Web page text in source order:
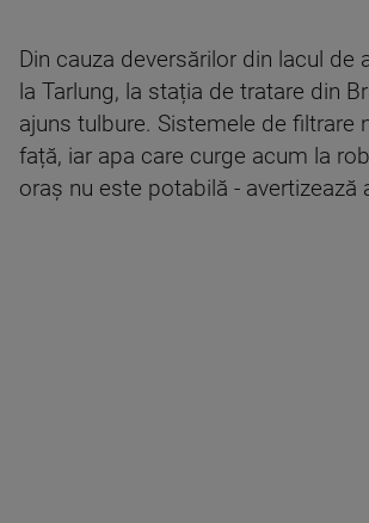
Din cauza deversărilor din lacul de
la Tarlung, la stația de tratare din
ajuns tulbure. Sistemele de filtrare
față, iar apa care curge acum la
oraș nu este potabilă - avertizează